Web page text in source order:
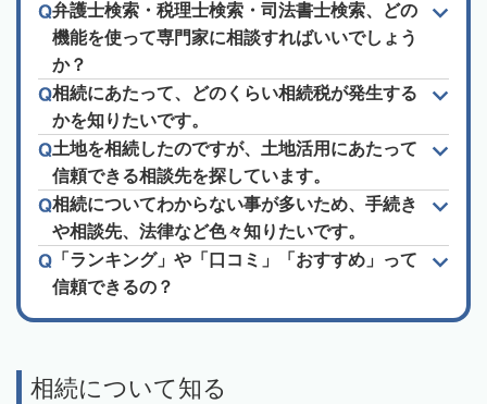
弁護士検索・税理士検索・司法書士検索、どの
機能を使って専門家に相談すればいいでしょう
か？
相続にあたって、どのくらい相続税が発生する
かを知りたいです。
土地を相続したのですが、土地活用にあたって
信頼できる相談先を探しています。
相続についてわからない事が多いため、手続き
や相談先、法律など色々知りたいです。
「ランキング」や「口コミ」「おすすめ」って
信頼できるの？
相続について知る